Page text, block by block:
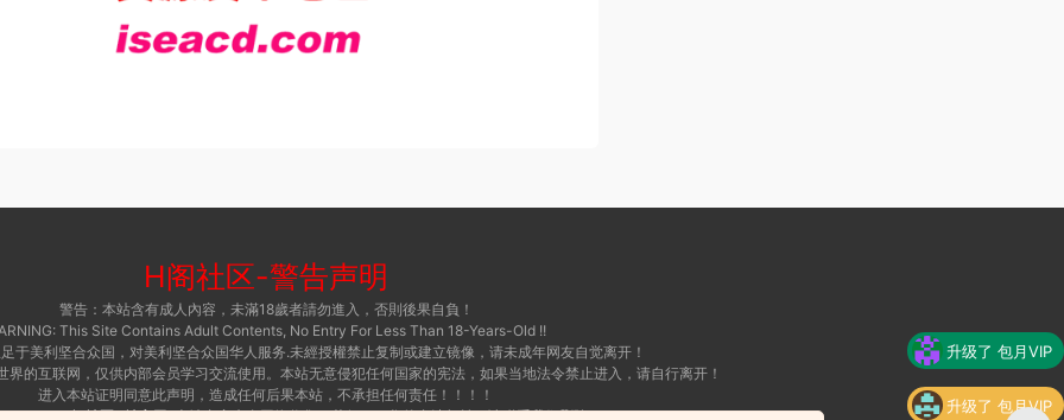
H阁社区-警告声明
警告：本站含有成人內容，未滿18歲者請勿進入，否則後果自負！
This Site Contains Adult Contents, No Entry For Less Than 18-Years-Old !!
于美利坚合众国，对美利坚合众国华人服务.未經授權禁止复制或建立镜像，请未成年网友自觉离开！
界的互联网，仅供内部会员学习交流使用。本站无意侵犯任何国家的宪法，如果当地法令禁止进入，请自行离开！
进入本站证明同意此声明，造成任何后果本站，不承担任何责任！！！！
2015 ·H阁社区-i社官网本站内容来自网络收集，若侵犯了您的合法权益，请联系我们删除！
升级了 包月VIP
升级了 包月VIP